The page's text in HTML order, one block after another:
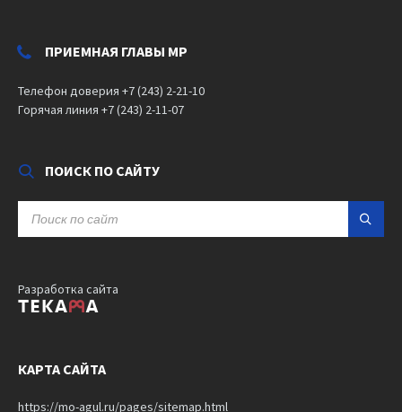
ПРИЕМНАЯ ГЛАВЫ МР
Телефон доверия +7 (243) 2-21-10
Горячая линия +7 (243) 2-11-07
ПОИСК ПО САЙТУ
Разработка сайта
КАРТА САЙТА
https://mo-agul.ru/pages/sitemap.html